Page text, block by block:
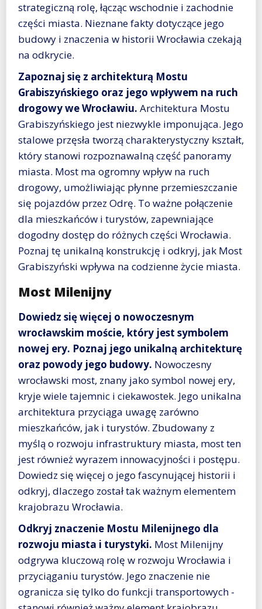
strategiczną rolę, łącząc wschodnie i zachodnie
części miasta. Nieznane fakty dotyczące jego
budowy i znaczenia w historii Wrocławia czekają
na odkrycie.
Zapoznaj się z architekturą Mostu
Grabiszyńskiego oraz jego wpływem na ruch
drogowy we Wrocławiu. Architektura Mostu
Grabiszyńskiego jest niezwykle imponująca. Jego
stalowe przęsła tworzą charakterystyczny kształt,
który stanowi rozpoznawalną część panoramy
miasta. Most ma ogromny wpływ na ruch
drogowy, umożliwiając płynne przemieszczanie
się pojazdów przez Odrę. To ważne połączenie
dla mieszkańców i turystów, zapewniające
dogodny dostęp do różnych części Wrocławia.
Poznaj tę unikalną konstrukcję i odkryj, jak Most
Grabiszyński wpływa na codzienne życie miasta.
Most Milenijny
Dowiedz się więcej o nowoczesnym
wrocławskim moście, który jest symbolem
nowej ery. Poznaj jego unikalną architekturę
oraz powody jego budowy. Nowoczesny
wrocławski most, znany jako symbol nowej ery,
kryje wiele tajemnic i ciekawostek. Jego unikalna
architektura przyciąga uwagę zarówno
mieszkańców, jak i turystów. Zbudowany z
myślą o rozwoju infrastruktury miasta, most ten
jest również wyrazem innowacyjności i postępu.
Dowiedz się więcej o jego fascynującej historii i
odkryj, dlaczego został tak ważnym elementem
krajobrazu Wrocławia.
Odkryj znaczenie Mostu Milenijnego dla
rozwoju miasta i turystyki. Most Milenijny
odgrywa kluczową rolę w rozwoju Wrocławia i
przyciąganiu turystów. Jego znaczenie nie
ogranicza się tylko do funkcji transportowych -